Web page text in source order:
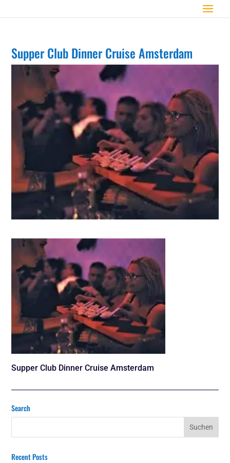
Supper Club Dinner Cruise Amsterdam
Supper Club Dinner Cruise Amsterdam
Search
Recent Posts